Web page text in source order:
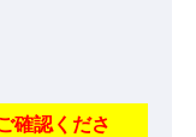
確認くださ